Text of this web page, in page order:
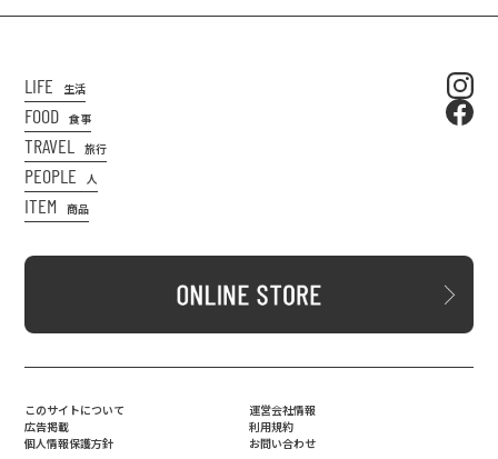
LIFE 生活
FOOD 食事
TRAVEL 旅行
PEOPLE 人
ITEM 商品
このサイトについて
広告掲載
個人情報保護方針
運営会社情報
利用規約
お問い合わせ